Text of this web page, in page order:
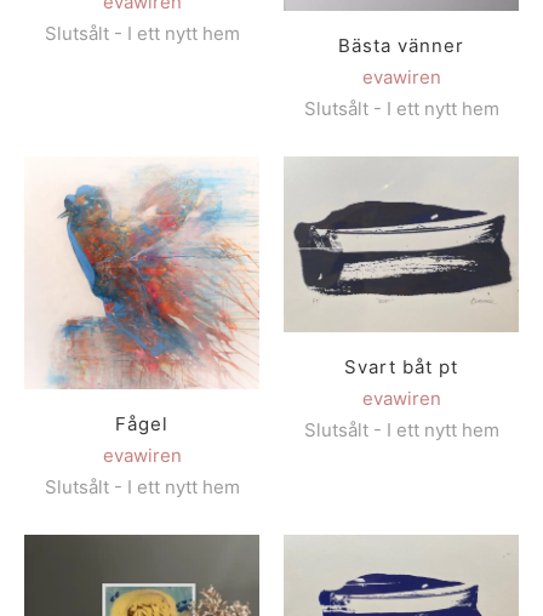
Slutsålt - I ett nytt hem
Bästa vänner
evawiren
Slutsålt - I ett nytt hem
Fågel
evawiren
Slutsålt - I ett nytt hem
Svart båt pt
evawiren
Slutsålt - I ett nytt hem